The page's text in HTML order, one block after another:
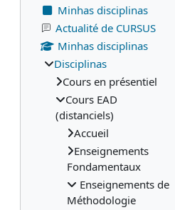
Minhas disciplinas
Actualité de CURSUS
Minhas disciplinas
Disciplinas
Cours en présentiel
Cours EAD
(distanciels)
Accueil
Enseignements
Fondamentaux
Enseignements de
Méthodologie